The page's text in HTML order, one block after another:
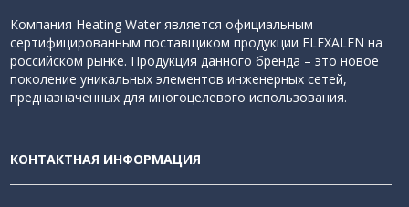
Компания Heating Water является официальным
сертифицированным поставщиком продукции FLEXALEN на
российском рынке. Продукция данного бренда – это новое
поколение уникальных элементов инженерных сетей,
предназначенных для многоцелевого использования.
КОНТАКТНАЯ ИНФОРМАЦИЯ